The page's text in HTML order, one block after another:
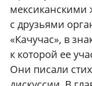
мексиканскими
с друзьями
«Качучас», в
к которой ее
Они писали